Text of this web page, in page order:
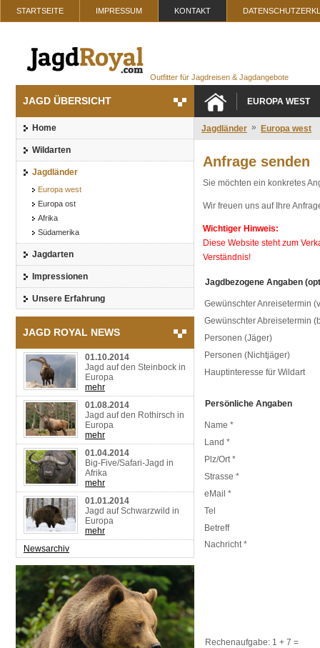
STARTSEITE IMPRESSUM KONTAKT
Outfitter für Jagdreisen & Jagdangebote
JAGD ÜBERSICHT
Home
Wildarten
Jagdländer
Europa west
Europa ost
Afrika
Südamerika
Jagdarten
Impressionen
Unsere Erfahrung
JAGD ROYAL NEWS
01.10.2014
Jagd auf den Steinbock in
Europa
mehr
01.08.2014
Jagd auf den Rothirsch in
Europa
mehr
01.04.2014
Big-Five/Safari-Jagd in
Afrika
mehr
01.01.2014
Jagd auf Schwarzwild in
Europa
mehr
Newsarchiv
EUROPA WEST
Jagdländer » Europa west
Anfrage senden
Sie möchten ein konkretes
Wir freuen uns auf Ihre
Wichtiger Hinweis:
Diese Website steht zum
Verständnis!
Jagdbezogene Angaben
Gewünschter Anreisetermin
Gewünschter Abreisetermin
Personen (Jäger)
Personen (Nichtjäger)
Hauptinteresse für Wildart
Persönliche Angaben
Name *
Land *
Plz/Ort *
Strasse *
eMail *
Tel
Betreff
Nachricht *
Rechenaufgabe: 1 + 7 =